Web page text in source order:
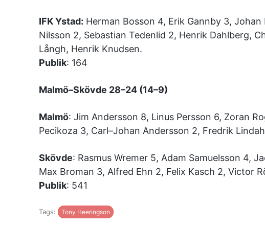
IFK Ystad: Herman Bosson 4, Erik Gannby 3,
Nilsson 2, Sebastian Tedenlid 2, Henrik Dahlberg,
Långh, Henrik Knudsen.
Publik: 164
Malmö–Skövde 28–24 (14–9)
Malmö: Jim Andersson 8, Linus Persson 6, Zoran
Pecikoza 3, Carl–Johan Andersson 2, Fredrik
Skövde: Rasmus Wremer 5, Adam Samuelsson 4,
Max Broman 3, Alfred Ehn 2, Felix Kasch 2, Victor
Publik: 541
Tags: Tony Heeringson